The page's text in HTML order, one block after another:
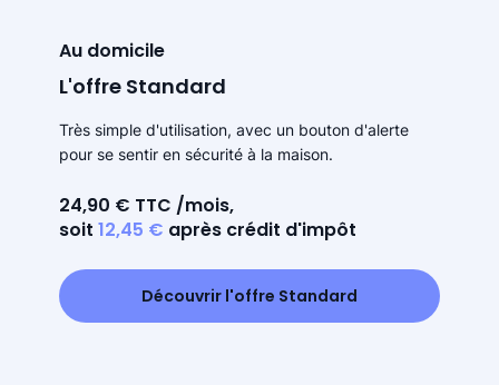
Au domicile
L'offre Standard
Très simple d'utilisation, avec un bouton d'alerte
pour se sentir en sécurité à la maison.
24,90 € TTC /mois,
soit 12,45 € après crédit d'impôt
Découvrir l'offre Standard